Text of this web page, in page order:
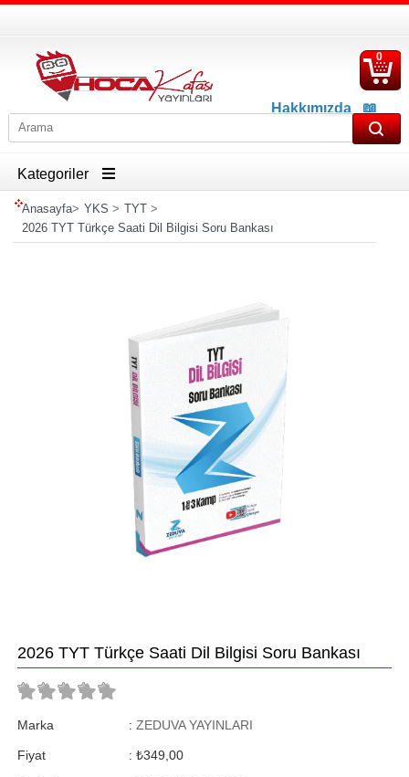
Hakkımızda
📖
İletişim
0
Kategoriler
Anasayfa> YKS > TYT>
2026 TYT Türkçe Saati Dil Bilgisi Soru Bankası
2026 TYT Türkçe Saati Dil Bilgisi Soru Bankası
Marka : ZEDUVA YAYINLARI
Fiyat : ₺349,00